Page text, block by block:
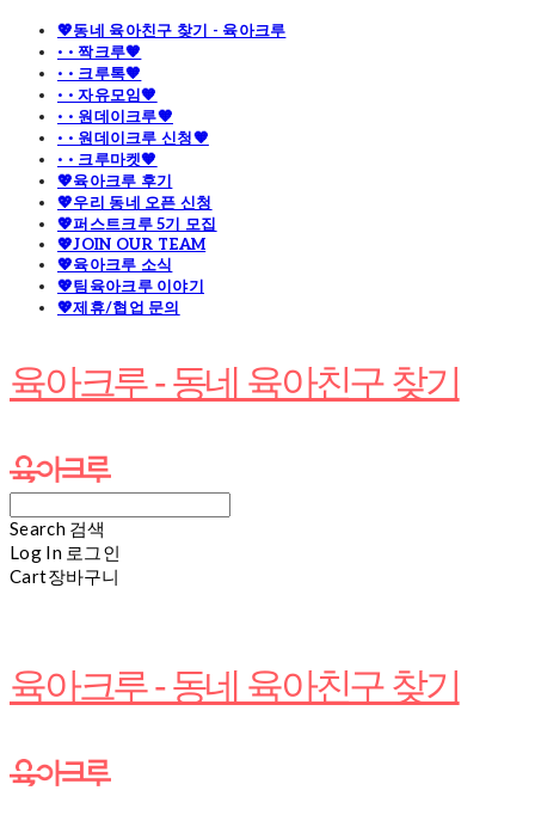
💖동네 육아친구 찾기 - 육아크루
· · 짝크루🧡
· · 크루톡🧡
· · 자유모임🧡
· · 원데이크루🧡
· · 원데이크루 신청🧡
· · 크루마켓🧡
💖육아크루 후기
💖우리 동네 오픈 신청
💖퍼스트크루 5기 모집
💖JOIN OUR TEAM
💖육아크루 소식
💖팀육아크루 이야기
💖제휴/협업 문의
육아크루 - 동네 육아친구 찾기
Search 검색
Log In 로그인
Cart장바구니
육아크루 - 동네 육아친구 찾기